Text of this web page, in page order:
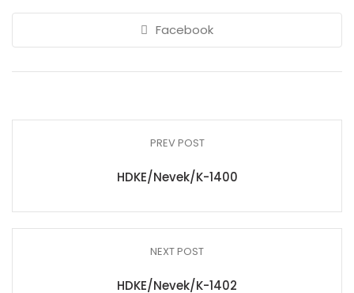
Facebook
PREV POST
HDKE/Nevek/K-1400
NEXT POST
HDKE/Nevek/K-1402